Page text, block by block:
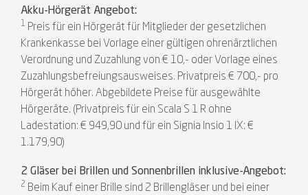
Akku-Hörgerät Angebot:
1 Preis für ein Hörgerät für Mitglieder der gesetzlichen
Krankenkasse bei Vorlage einer gültigen ohrenärztlichen
Verordnung und Zuzahlung von € 10,- oder Vorlage eines
Zuzahlungsbefreiungsausweises. Privatpreis € 700,- pro
Hörgerät höher. Abgebildete Preise für ausgewählte
Hörgeräte. (Privatpreis für ein Scala S 1 R ohne
Ladestation: € 949,90 und für ein Signia Insio 1 IX: €
1.179,90)
2 Gläser bei Brillen und Sonnenbrillen inklusive-Angebot:
2 Beim Kauf einer Brille sind 2 Brillengläser und bei einer